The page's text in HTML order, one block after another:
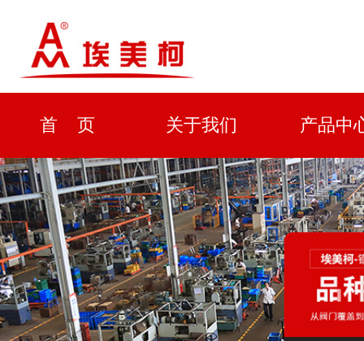
首 页 关于我们 产品中
资质证书 新闻中心 解决方
企业形象